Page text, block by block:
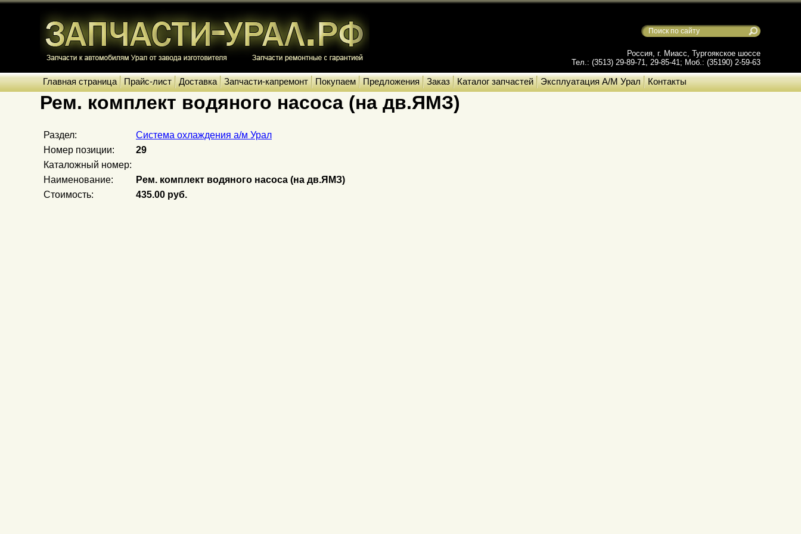
Россия, г. Миасс, Тургоякское шоссе
Тел.: (3513) 29-89-71, 29-85-41; Моб.: (35190) 2-59-63
Главная страница Прайс-лист Доставка Запчасти-капремонт Покупаем Предложения Заказ Каталог запчастей Эксплуатация А/М Урал Контакты
Рем. комплект водяного насоса (на дв.ЯМЗ)
Раздел:
Система охлаждения а/м Урал
Номер позиции:
29
Каталожный номер:
Наименование:
Рем. комплект водяного насоса (на дв.ЯМЗ)
Стоимость:
435.00 руб.